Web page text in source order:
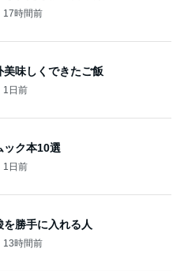
17時間前
味しくできたご飯
1日前
ック本10選
1日前
勝手に入れる人
13時間前